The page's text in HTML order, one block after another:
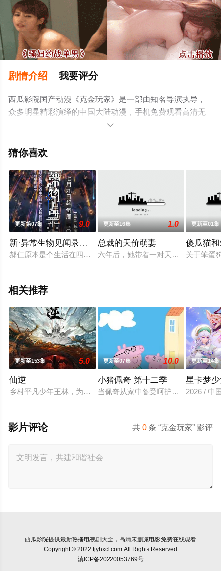
剧情介绍 我要评分
西瓜影院国产动漫《克金玩家》是一部由知名导演执导，
众多明星精彩演绎的中国大陆动漫，手机免费观看高清无
删减完整版动漫全集就上西瓜影视，更多相关信息可移步
。

猜你喜欢
更新第07集 9.0
新·异常生物见闻录：序
郝仁原本是个生活在四线小城，靠着出租老宅的微薄租金度日
更新至16集 1.0
总裁的天价萌妻
六年后，她带着一对天才萌宝回国，
更新至01集
傻瓜猫
关于笨蛋
相关推荐
更新至153集 5.0
仙逆
乡村平凡少年王林，为了心中不屈的信念踏入仙门修行，克服
更新至07集 10.0
小猪佩奇 第十二季
当佩奇从家中备受呵护的"小妹妹"一
更新至14集
星卡梦
2026 / 中
共0 条 “克金玩家” 影评
影片评论
西瓜影院提供最新热播电视剧大全，高清未删减电影免费在线观看
Copyright © 2022 tjyhxcl.com All Rights Reserved
滇ICP备20220053769号